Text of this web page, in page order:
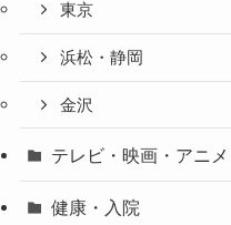
東京
浜松・静岡
金沢
テレビ・映画・アニメ
健康・入院